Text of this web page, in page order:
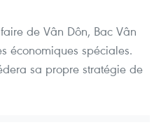
de Vân Dôn, Bac Vân
économiques spéciales.
sa propre stratégie de